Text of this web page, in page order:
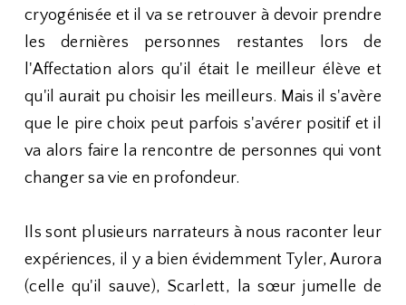
cryogénisée et il va se retrouver à devoir prendre
les dernières personnes restantes lors de
l'Affectation alors qu'il était le meilleur élève et
qu'il aurait pu choisir les meilleurs. Mais il s'avère
que le pire choix peut parfois s'avérer positif et il
va alors faire la rencontre de personnes qui vont
changer sa vie en profondeur.
Ils sont plusieurs narrateurs à nous raconter leur
expériences, il y a bien évidemment Tyler, Aurora
(celle qu'il sauve), Scarlett, la sœur jumelle de